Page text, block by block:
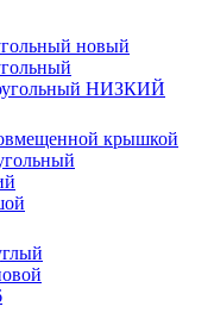
новый
НИЗКИЙ
крышкой